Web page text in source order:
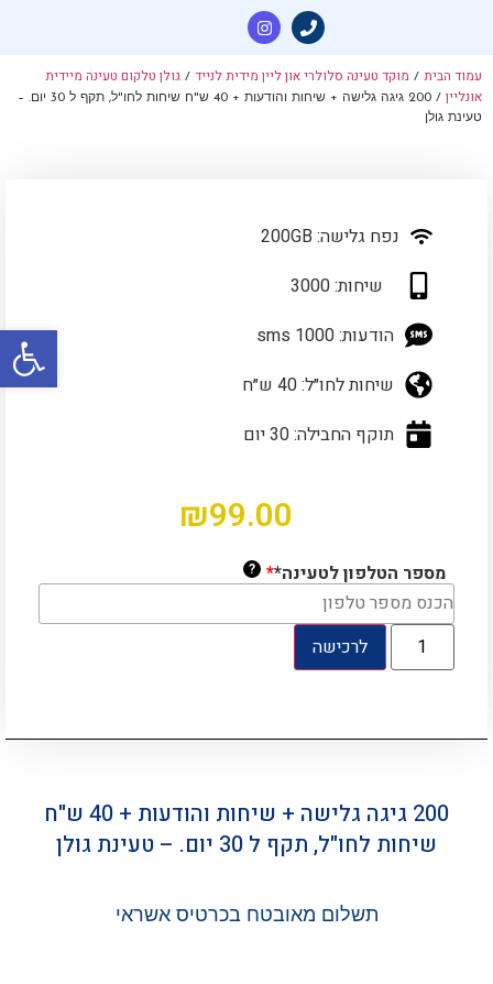
עמוד הבית / מוקד טעינה סלולרי און ליין מידית לנייד / גולן טלקום טעינה מיידית
אונליין
/ 200 גיגה גלישה + שיחות והודעות + 40 ש"ח שיחות לחו"ל, תקף ל 30 יום. –
טעינת גולן
200 גיגה גלישה + שיחות והודעות + 40 ש"ח
שיחות לחו"ל, תקף ל 30 יום. – טעינת גולן
נפח גלישה: 200GB
שיחות: 3000
הודעות: sms 1000
שיחות לחו״ל: 40 ש״ח
תוקף החבילה: 30 יום
₪99.00
מספר הטלפון לטעינה**
?
לרכישה
תשלום מאובטח בכרטיס אשראי
פתח